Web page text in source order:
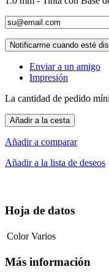
Notificarme cuando esté
Enviar a un amigo
Impresión
La cantidad de pedido
Añadir a la cesta
Añadir a comparar
Añadir a la lista de deseos
Hoja de datos
Color Varios
Más información